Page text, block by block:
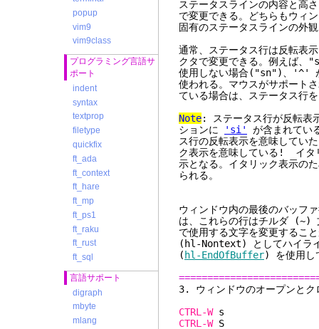
popup
vim9
vim9class
プログラミング言語サ
ポート
indent
syntax
textprop
filetype
quickfix
ft_ada
ft_context
ft_hare
ft_mp
ft_ps1
ft_raku
ft_rust
ft_sql
言語サポート
digraph
mbyte
mlang
ステータスラインの内容と高
で変更できる。どちらもウィ
固有のステータスラインの外
通常、ステータス行は反転表
クタで変更できる。例えば、
使用しない場合("sn")、'^'
使われる。マウスがサポート
ている場合は、ステータス行
Note: ステータス行が反転表
ションに
'si'
が含まれて
ス行の反転表示を意味してい
ク表示を意味している! イタ
示となる。イタリック表示の
られる。
ウィンドウ内の最後のバッフ
は、これらの行はチルダ (~)
で使用する文字を変更するこ
( hl-Nontext) としてハイラ
( hl-EndOfBuffer) を使用し
3. ウィンドウの
CTRL-W
CTRL-W